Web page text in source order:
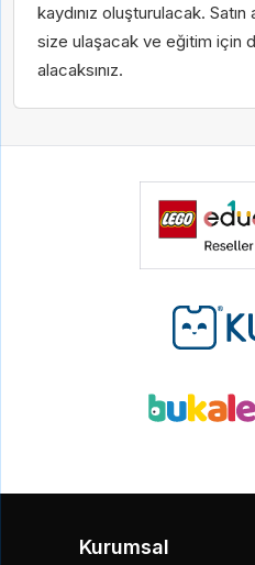
kaydınız oluşturulacak.
size ulaşacak ve eğitim için
alacaksınız.
Kurumsal